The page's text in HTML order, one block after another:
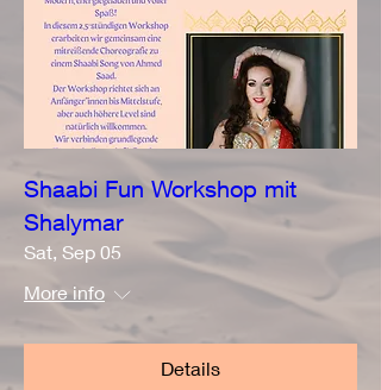
Shaabi Fun Workshop mit
Shalymar
Sat, Sep 05
More info
Details